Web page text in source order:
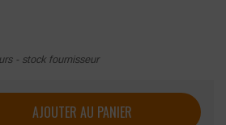
- stock fournisseur
à capuche et col montant Facom
AJOUTER AU PANIER